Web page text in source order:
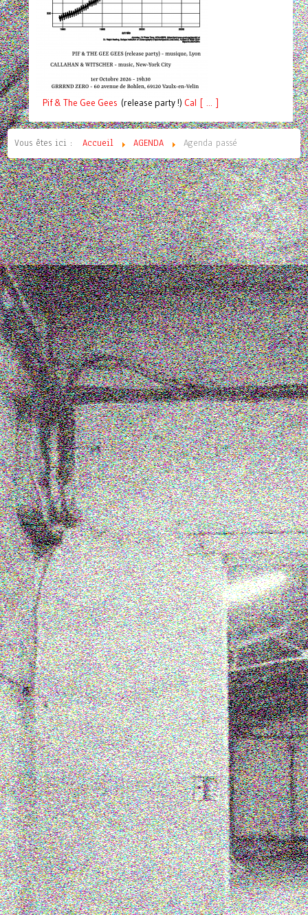
Pif& The Gee Gees (release party !) Cal [ ... ]
Vous êtes ici : Accueil AGENDA Agenda passé